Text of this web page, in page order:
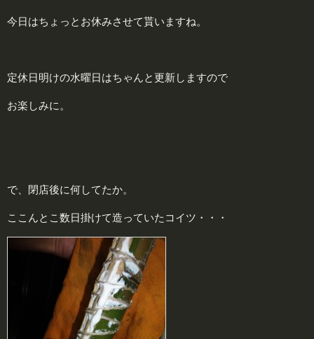
今日はちょっとお休みさせて貰いますね。
定休日明けの水曜日はちゃんと更新しますので
お楽しみに。
で、閉店後に何してたか。
ここんとこ数日掛けて造っていたコイツ・・・